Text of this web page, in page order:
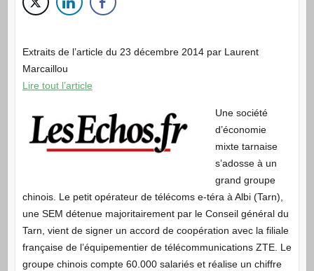
Extraits de l’article du 23 décembre 2014 par Laurent
Marcaillou
Lire tout l’article
Une société
d’économie
mixte tarnaise
s’adosse à un
grand groupe
chinois. Le petit opérateur de télécoms e-téra à Albi (Tarn),
une SEM détenue majoritairement par le Conseil général du
Tarn, vient de signer un accord de coopération avec la filiale
française de l’équipementier de télécommunications ZTE. Le
groupe chinois compte 60.000 salariés et réalise un chiffre